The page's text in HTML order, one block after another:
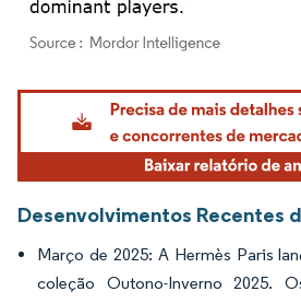
Imagem © Mordor Intelligence. O reuso requer
Desenvolvimentos Recentes
Março de 2025: A Hermès Paris
coleção Outono-Inverno 2025.